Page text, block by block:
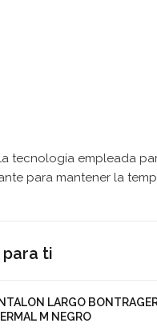
tecnología empleada
para mantener la
ti
oferta!
LARGO
M NEGRO